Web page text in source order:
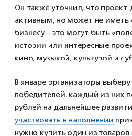
Он также уточнил, что
активным, но может не иметь
бизнесу – это могут быть
истории или интересные
кино, музыкой, культурой и
В январе организаторы
победителей, каждый из них
рублей на дальнейшее
участвовать в наполнении
нужно купить один из